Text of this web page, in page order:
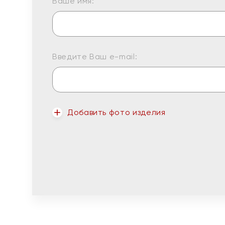
Введите Ваш e-mail:
Добавить фото изделия